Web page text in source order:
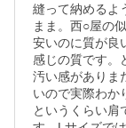
縫って納めるよ
まま。西○屋の
安いのに質が良
感じの質です。
汚い感がありま
いので実際わか
というくらい肩